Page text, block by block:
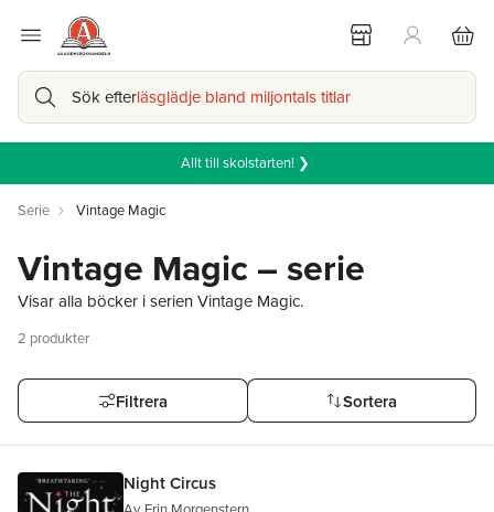
Sök efterläsglädje bland miljontals titlar
Allt till skolstarten! ❯
Serie Vintage Magic
Vintage Magic – serie
Visar alla böcker i serien Vintage Magic.
2 produkter
Filtrera Sortera
Night Circus